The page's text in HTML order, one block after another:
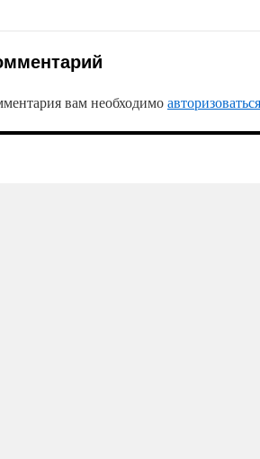
вам необходимоавторизоваться